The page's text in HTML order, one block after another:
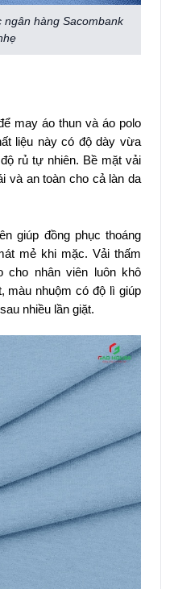
ngân hàng Sacombank
may áo thun và áo polo
liệu này có độ dày vừa
rủ tự nhiên. Bề mặt vải
và an toàn cho cả làn da
giúp đồng phục thoáng
mẻ khi mặc. Vải thấm
cho nhân viên luôn khô
màu nhuộm có độ lì giúp
nhiều lần giặt.